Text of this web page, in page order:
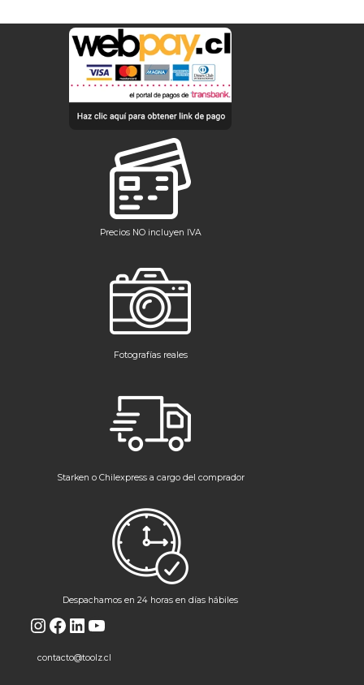
Precios NO incluyen IVA
Fotografías reales
Starken o Chilexpress a cargo del comprador
Despachamos en 24 horas en días hábiles
Instagram
Facebook
LinkedIn
YouTube
contacto@toolz.cl